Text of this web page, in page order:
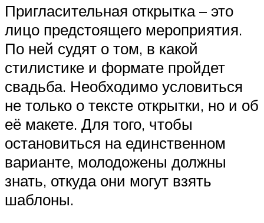
Пригласительная открытка – это
лицо предстоящего мероприятия.
По ней судят о том, в какой
стилистике и формате пройдет
свадьба. Необходимо условиться
не только о тексте открытки, но и об
её макете. Для того, чтобы
остановиться на единственном
варианте, молодожены должны
знать, откуда они могут взять
шаблоны.